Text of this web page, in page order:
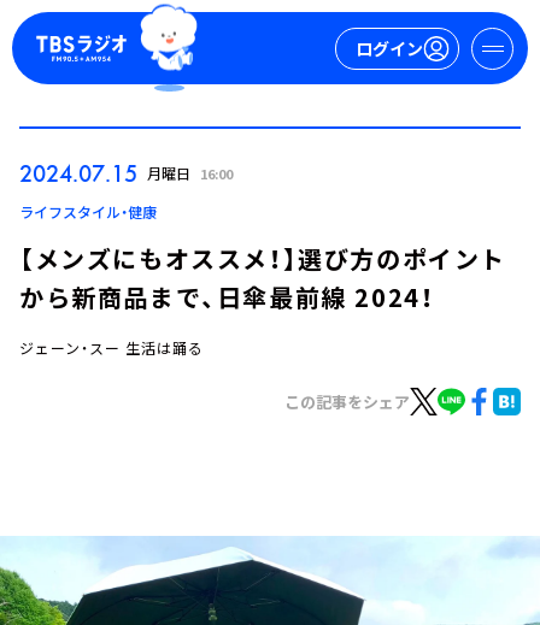
ログイン
ログイン
イベント・グッズ
YouTube
2024.07.15 月曜日 16:00
ライフスタイル・健康
【メンズにもオススメ！】選び方のポイント
から新商品まで、日傘最前線 2024！
ジェーン・スー 生活は踊る
この記事をシェア